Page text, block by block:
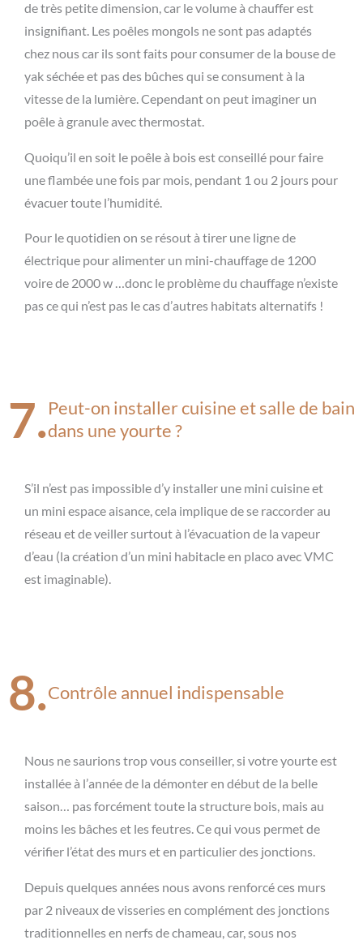
de très petite dimension, car le volume à chauffer est
insignifiant. Les poêles mongols ne sont pas adaptés
chez nous car ils sont faits pour consumer de la bouse de
yak séchée et pas des bûches qui se consument à la
vitesse de la lumière. Cependant on peut imaginer un
poêle à granule avec thermostat.
Quoiqu’il en soit le poêle à bois est conseillé pour faire
une flambée une fois par mois, pendant 1 ou 2 jours pour
évacuer toute l’humidité.
Pour le quotidien on se résout à tirer une ligne de
électrique pour alimenter un mini-chauffage de 1200
voire de 2000 w …donc le problème du chauffage n’existe
pas ce qui n’est pas le cas d’autres habitats alternatifs !
7.Peut-on installer cuisine et salle de bain
dans une yourte ?
S’il n’est pas impossible d’y installer une mini cuisine et
un mini espace aisance, cela implique de se raccorder au
réseau et de veiller surtout à l’évacuation de la vapeur
d’eau (la création d’un mini habitacle en placo avec VMC
est imaginable).
8.Contrôle annuel indispensable
Nous ne saurions trop vous conseiller, si votre yourte est
installée à l’année de la démonter en début de la belle
saison… pas forcément toute la structure bois, mais au
moins les bâches et les feutres. Ce qui vous permet de
vérifier l’état des murs et en particulier des jonctions.
Depuis quelques années nous avons renforcé ces murs
par 2 niveaux de visseries en complément des jonctions
traditionnelles en nerfs de chameau, car, sous nos